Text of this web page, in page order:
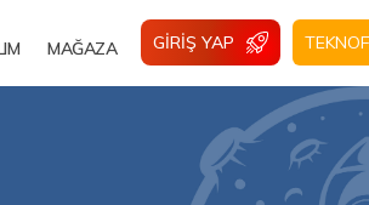
MAĞAZA GIRIŞ YAP